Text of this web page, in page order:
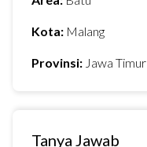
Kota: Malang
Provinsi: Jawa Timur
Tanya Jawab